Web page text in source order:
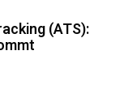
(ATS):